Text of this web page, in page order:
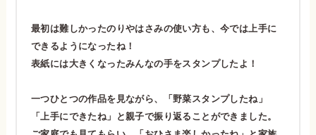
最初は難しかったのりやはさみの使い方も、今では上手に
できるようになったね！
表紙には大きくなったみんなの手をスタンプしたよ！
一つひとつの作品を見ながら、「野菜スタンプしたね」
「上手にできたね」と親子で振り返ることができました。